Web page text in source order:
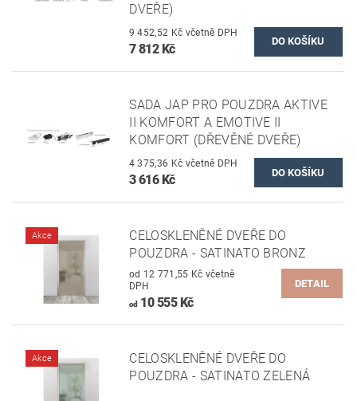
DVEŘE)
9 452,52 Kč včetně DPH
7 812 Kč
SADA JAP PRO POUZDRA AKTIVE
II KOMFORT A EMOTIVE II
KOMFORT (DŘEVĚNÉ DVEŘE)
4 375,36 Kč včetně DPH
3 616 Kč
Akce
CELOSKLENĚNÉ DVEŘE DO
POUZDRA - SATINATO BRONZ
od 12 771,55 Kč včetně
DPH
od10 555 Kč
DETAIL
Akce
CELOSKLENĚNÉ DVEŘE DO
POUZDRA - SATINATO ZELENÁ